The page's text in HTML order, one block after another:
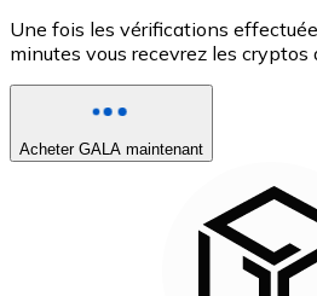
Une fois les vérifications
minutes vous recevrez les
Acheter GALA maintenant